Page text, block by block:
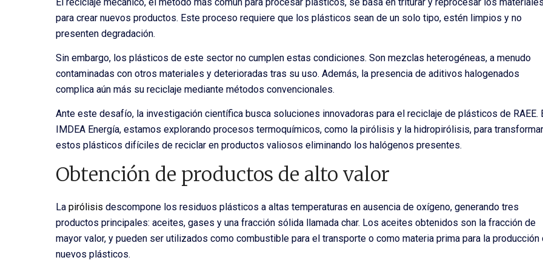
para crear nuevos productos. Este proceso requiere que los plásticos sean de un solo tipo, estén limpios y no
presenten degradación.
Sin embargo, los plásticos de este sector no cumplen estas condiciones. Son mezclas heterogéneas, a menudo
contaminadas con otros materiales y deterioradas tras su uso. Además, la presencia de aditivos halogenados
complica aún más su reciclaje mediante métodos convencionales.
Ante este desafío, la investigación científica busca soluciones innovadoras para el reciclaje de plásticos de RAEE.
IMDEA Energía, estamos explorando procesos termoquímicos, como la pirólisis y la hidropirólisis, para transformar
estos plásticos difíciles de reciclar en productos valiosos eliminando los halógenos presentes.
Obtención de productos de alto valor
La pirólisis descompone los residuos plásticos a altas temperaturas en ausencia de oxígeno, generando tres
productos principales: aceites, gases y una fracción sólida llamada char. Los aceites obtenidos son la fracción de
mayor valor, y pueden ser utilizados como combustible para el transporte o como materia prima para la producción
nuevos plásticos.